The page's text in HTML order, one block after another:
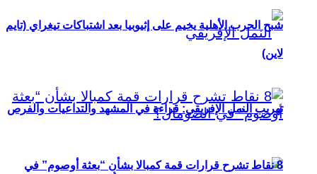
تهريب النمل الإفريقي: قراءة في المشهد والتداعيات والفرص
شبح الحرب الأهلية يخيم على إثيوبيا بعد اشتباكات تيغراي (تايم
لاين)
8 نقاط تشرح قرارات قمة كمبالا بشأن “بعثة أوصوم” في